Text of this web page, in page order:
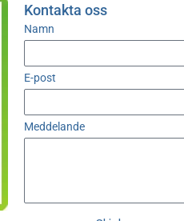
Kontakta oss
Namn
E-post
Meddelande